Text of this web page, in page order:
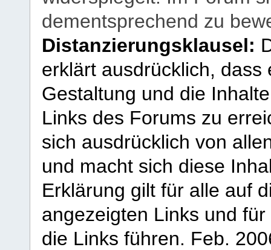
dementsprechend zu
Distanzierungsklausel:
erklärt ausdrücklich,
Gestaltung und die
Links des Forums zu
sich ausdrücklich von
und macht sich diese
Erklärung gilt für alle auf
angezeigten Links und
die Links führen. Feb.